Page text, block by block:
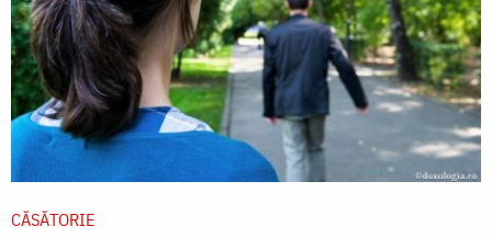
CĂSĂTORIE